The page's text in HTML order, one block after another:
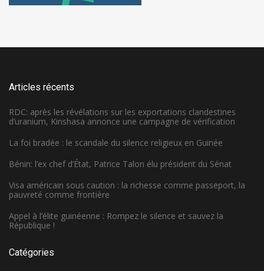
Articles récents
RDC: après les révélations sur les exportations clandestines
d’uranium, Kinshasa annonce une campagne de vérification
La foi bradée : le scandale du silence religieux en Guinée
Bénin: l’ex chef d’État, Patrice Talon élu président du Sénat
Visa américain sous caution : la richesse comme passeport, la
pauvreté comme frontière
Appel à l’élite guinéenne : Rompez le silence et sauvez la
République !
Catégories